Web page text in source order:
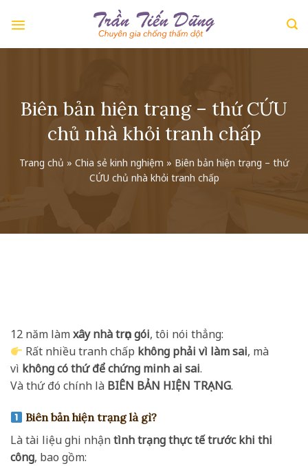
Biên bản hiện trạng – thứ CỨU
chủ nhà khỏi tranh chấp
Trang chủ » Chia sẻ kinh nghiệm » Biên bản hiện trạng – thứ
CỨU chủ nhà khỏi tranh chấp
12 năm làm xây nhà trọn gói, tôi nói thẳng:
Rất nhiều tranh chấp không phải vì làm sai, mà
vì không có thứ để chứng minh ai sai.
Và thứ đó chính là BIÊN BẢN HIỆN TRẠNG.
Biên bản hiện trạng là gì?
Là tài liệu ghi nhận tình trạng thực tế trước khi thi
công, bao gồm: